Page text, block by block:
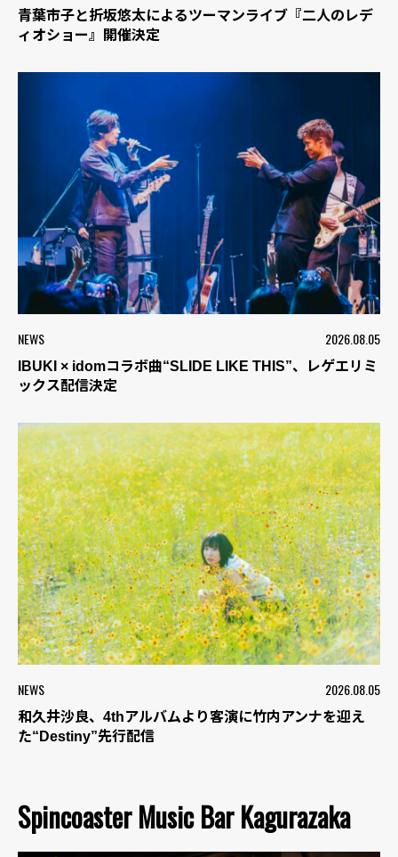
青葉市子と折坂悠太によるツーマンライブ『二人のレデ
ィオショー』開催決定
NEWS 2026.08.05
IBUKI × idomコラボ曲“SLIDE LIKE THIS”、レゲエリミ
ックス配信決定
NEWS 2026.08.05
和久井沙良、4thアルバムより客演に竹内アンナを迎え
た“Destiny”先行配信
Spincoaster Music Bar Kagurazaka